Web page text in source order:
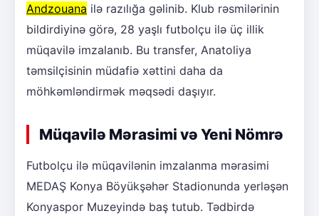
Andzouana ilə razılığa gəlinib. Klub rəsmilərinin
bildirdiyinə görə, 28 yaşlı futbolçu ilə üç illik
müqavilə imzalanıb. Bu transfer, Anatoliya
təmsilçisinin müdafiə xəttini daha da
möhkəmləndirmək məqsədi daşıyır.
Müqavilə Mərasimi və Yeni Nömrə
Futbolçu ilə müqavilənin imzalanma mərasimi
MEDAŞ Konya Böyükşəhər Stadionunda yerləşən
Konyaspor Muzeyində baş tutub. Tədbirdə